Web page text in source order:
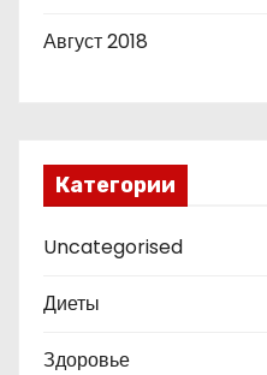
Август 2018
Категории
Uncategorised
Диеты
Здоровье